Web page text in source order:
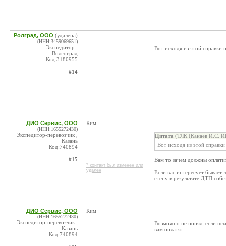
Ролград, ООО (удалена)
(ИНН:3459069651)
Экспедитор ,
Волгоград
Код:3180955
#14
Вот исходя из этой справки
ДИО Сервис, ООО
(ИНН:1655272430)
Экспедитор-перевозчик ,
Казань
Код:740894
#15
Ким
* контакт был изменен или
удален
Цитата (ТЛК (Канаев И.С.
Вот исходя из этой справки
Вам то зачем должны
Если вас интересует бывает
стену в результате ДТП
ДИО Сервис, ООО
(ИНН:1655272430)
Экспедитор-перевозчик ,
Казань
Код:740894
Ким
Возможно не понял, если
вам оплатят.